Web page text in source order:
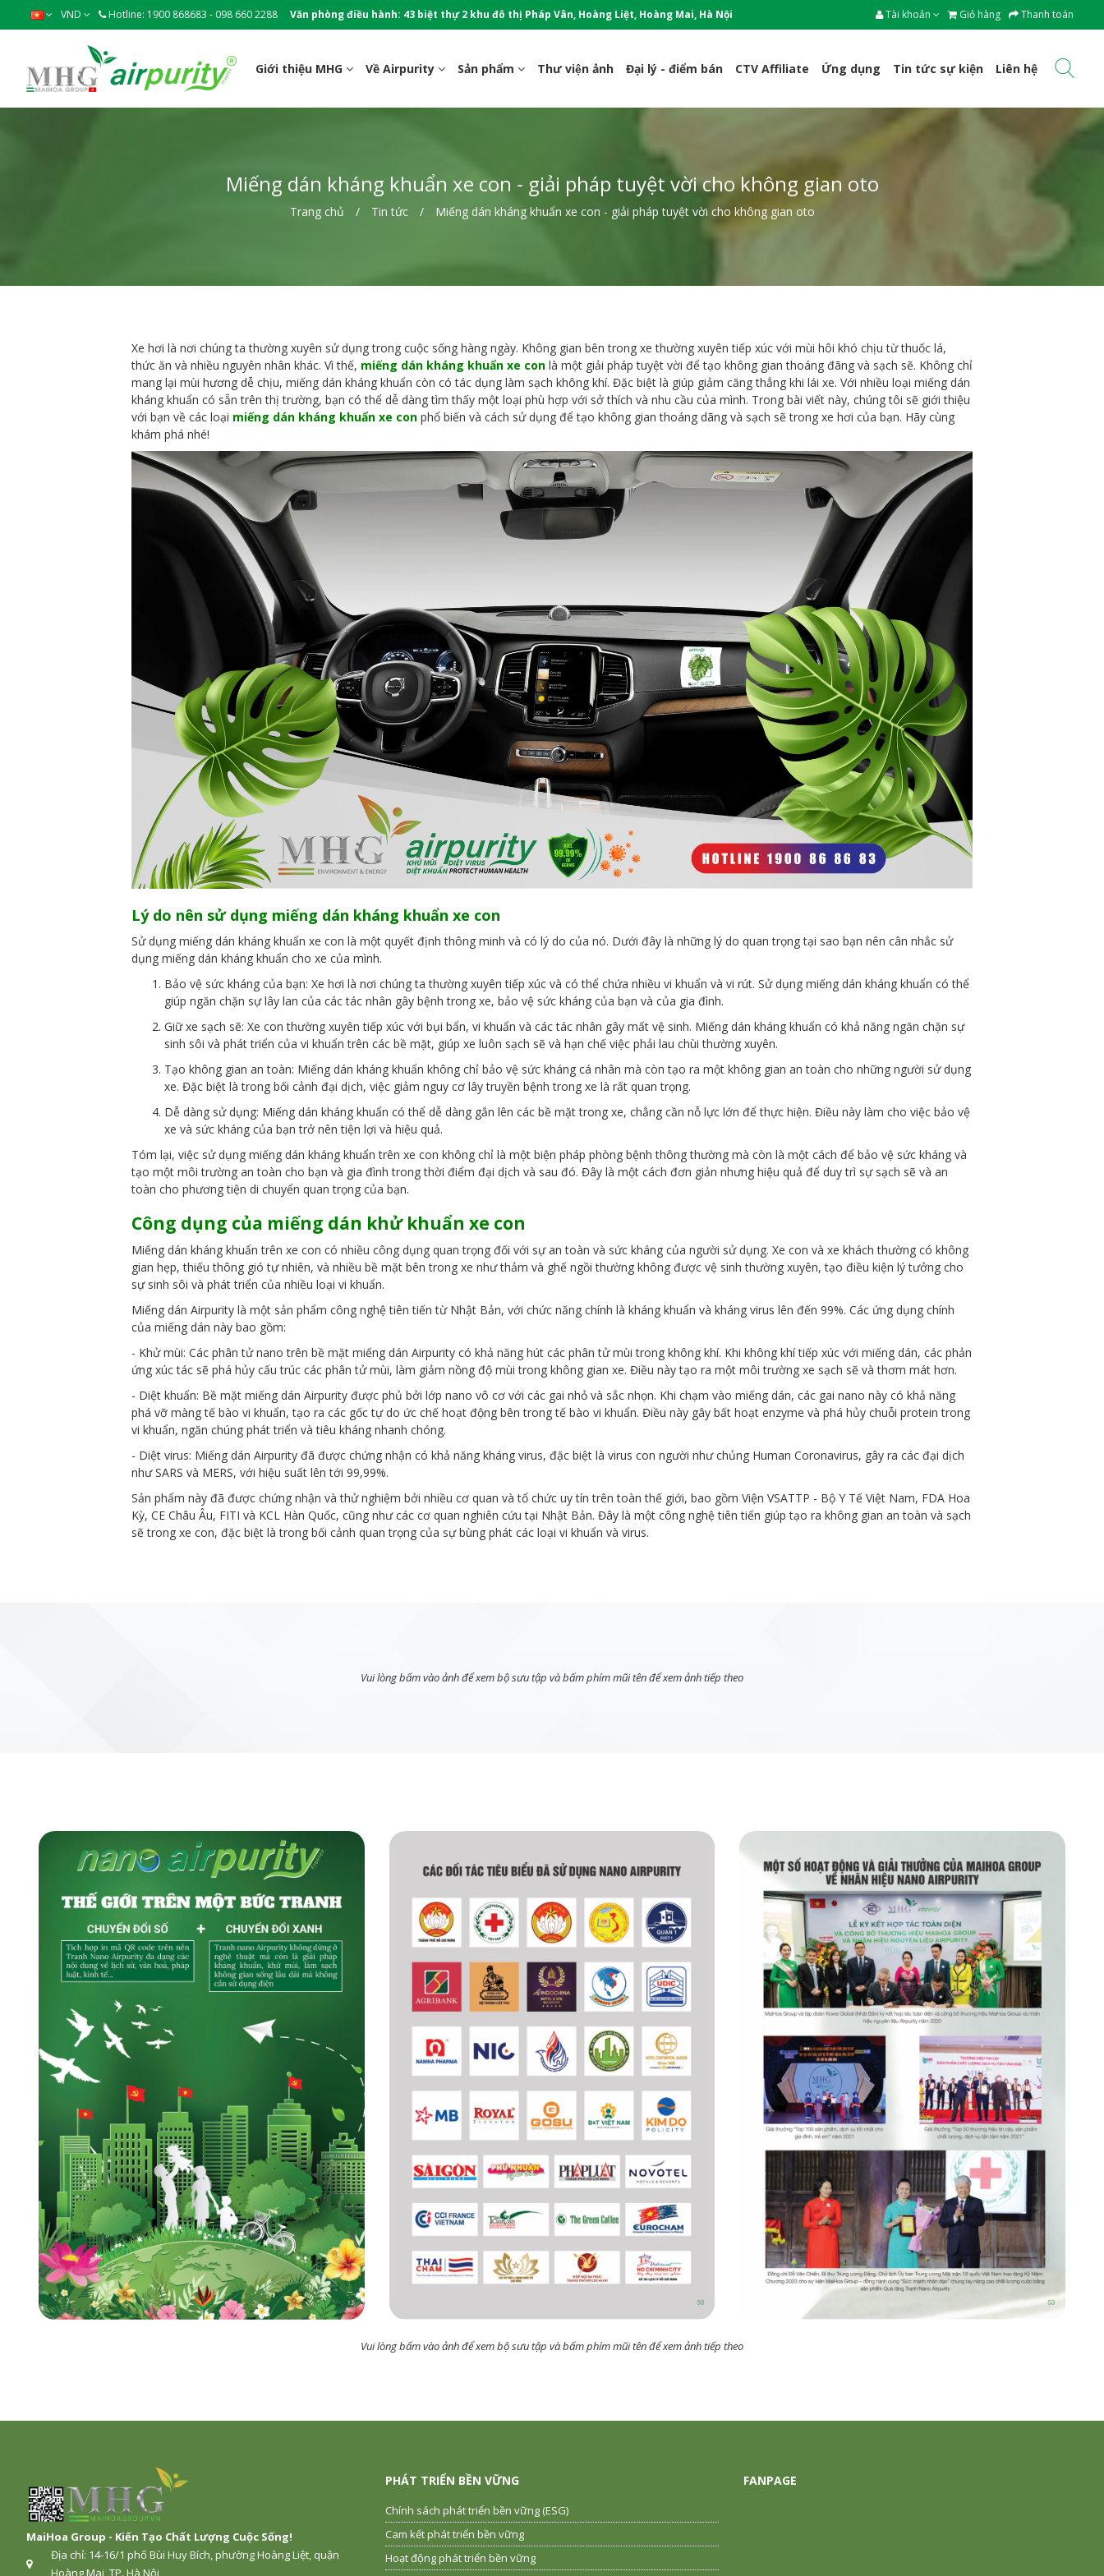
VND Hotline: 1900 868683 - 098 660 2288 Văn phòng điều hành: 43 biệt thự 2 khu đô thị Pháp Vân, Hoàng Liệt, Hoàng Mai, Hà Nội Tài khoản Giỏ hàng Thanh toán
Giới thiệu MHG Về Airpurity Sản phẩm Thư viện ảnh Đại lý - điểm bán CTV Affiliate Ứng dụng Tin tức sự kiện Liên hệ
Miếng dán kháng khuẩn xe con - giải pháp tuyệt vời cho không gian oto
Trang chủ Tin tức Miếng dán kháng khuẩn xe con - giải pháp tuyệt vời cho không gian oto
Xe hơi là nơi chúng ta thường xuyên sử dụng trong cuộc sống hàng ngày. Không gian bên trong xe thường xuyên tiếp xúc với mùi hôi khó chịu từ thuốc lá,
thức ăn và nhiều nguyên nhân khác. Vì thế, miếng dán kháng khuẩn xe con là một giải pháp tuyệt vời để tạo không gian thoáng đãng và sạch sẽ. Không chỉ
mang lại mùi hương dễ chịu, miếng dán kháng khuẩn còn có tác dụng làm sạch không khí. Đặc biệt là giúp giảm căng thẳng khi lái xe. Với nhiều loại miếng dán
kháng khuẩn có sẵn trên thị trường, bạn có thể dễ dàng tìm thấy một loại phù hợp với sở thích và nhu cầu của mình. Trong bài viết này, chúng tôi sẽ giới thiệu
với bạn về các loại miếng dán kháng khuẩn xe con phổ biến và cách sử dụng để tạo không gian thoáng dãng và sạch sẽ trong xe hơi của bạn. Hãy cùng
khám phá nhé!
Lý do nên sử dụng miếng dán kháng khuẩn xe con
Sử dụng miếng dán kháng khuẩn xe con là một quyết định thông minh và có lý do của nó. Dưới đây là những lý do quan trọng tại sao bạn nên cân nhắc sử
dụng miếng dán kháng khuẩn cho xe của mình.
Bảo vệ sức kháng của bạn: Xe hơi là nơi chúng ta thường xuyên tiếp xúc và có thể chứa nhiều vi khuẩn và vi rút. Sử dụng miếng dán kháng khuẩn có thể
giúp ngăn chặn sự lây lan của các tác nhân gây bệnh trong xe, bảo vệ sức kháng của bạn và của gia đình.
Giữ xe sạch sẽ: Xe con thường xuyên tiếp xúc với bụi bẩn, vi khuẩn và các tác nhân gây mất vệ sinh. Miếng dán kháng khuẩn có khả năng ngăn chặn sự
sinh sôi và phát triển của vi khuẩn trên các bề mặt, giúp xe luôn sạch sẽ và hạn chế việc phải lau chùi thường xuyên.
Tạo không gian an toàn: Miếng dán kháng khuẩn không chỉ bảo vệ sức kháng cá nhân mà còn tạo ra một không gian an toàn cho những người sử dụng
xe. Đặc biệt là trong bối cảnh đại dịch, việc giảm nguy cơ lây truyền bệnh trong xe là rất quan trọng.
Dễ dàng sử dụng: Miếng dán kháng khuẩn có thể dễ dàng gắn lên các bề mặt trong xe, chẳng cần nỗ lực lớn để thực hiện. Điều này làm cho việc bảo vệ
xe và sức kháng của bạn trở nên tiện lợi và hiệu quả.
Tóm lại, việc sử dụng miếng dán kháng khuẩn trên xe con không chỉ là một biện pháp phòng bệnh thông thường mà còn là một cách để bảo vệ sức kháng và
tạo một môi trường an toàn cho bạn và gia đình trong thời điểm đại dịch và sau đó. Đây là một cách đơn giản nhưng hiệu quả để duy trì sự sạch sẽ và an
toàn cho phương tiện di chuyển quan trọng của bạn.
Công dụng của miếng dán khử khuẩn xe con
Miếng dán kháng khuẩn trên xe con có nhiều công dụng quan trọng đối với sự an toàn và sức kháng của người sử dụng. Xe con và xe khách thường có không
gian hẹp, thiếu thông gió tự nhiên, và nhiều bề mặt bên trong xe như thảm và ghế ngồi thường không được vệ sinh thường xuyên, tạo điều kiện lý tưởng cho
sự sinh sôi và phát triển của nhiều loại vi khuẩn.
Miếng dán Airpurity là một sản phẩm công nghệ tiên tiến từ Nhật Bản, với chức năng chính là kháng khuẩn và kháng virus lên đến 99%. Các ứng dụng chính
của miếng dán này bao gồm:
- Khử mùi: Các phân tử nano trên bề mặt miếng dán Airpurity có khả năng hút các phân tử mùi trong không khí. Khi không khí tiếp xúc với miếng dán, các phản
ứng xúc tác sẽ phá hủy cấu trúc các phân tử mùi, làm giảm nồng độ mùi trong không gian xe. Điều này tạo ra một môi trường xe sạch sẽ và thơm mát hơn.
- Diệt khuẩn: Bề mặt miếng dán Airpurity được phủ bởi lớp nano vô cơ với các gai nhỏ và sắc nhọn. Khi chạm vào miếng dán, các gai nano này có khả năng
phá vỡ màng tế bào vi khuẩn, tạo ra các gốc tự do ức chế hoạt động bên trong tế bào vi khuẩn. Điều này gây bất hoạt enzyme và phá hủy chuỗi protein trong
vi khuẩn, ngăn chúng phát triển và tiêu kháng nhanh chóng.
- Diệt virus: Miếng dán Airpurity đã được chứng nhận có khả năng kháng virus, đặc biệt là virus con người như chủng Human Coronavirus, gây ra các đại dịch
như SARS và MERS, với hiệu suất lên tới 99,99%.
Sản phẩm này đã được chứng nhận và thử nghiệm bởi nhiều cơ quan và tổ chức uy tín trên toàn thế giới, bao gồm Viện VSATTP - Bộ Y Tế Việt Nam, FDA Hoa
Kỳ, CE Châu Âu, FITI và KCL Hàn Quốc, cũng như các cơ quan nghiên cứu tại Nhật Bản. Đây là một công nghệ tiên tiến giúp tạo ra không gian an toàn và sạch
sẽ trong xe con, đặc biệt là trong bối cảnh quan trọng của sự bùng phát các loại vi khuẩn và virus.
Vui lòng bấm vào ảnh để xem bộ sưu tập và bấm phím mũi tên để xem ảnh tiếp theo
Vui lòng bấm vào ảnh để xem bộ sưu tập và bấm phím mũi tên để xem ảnh tiếp theo
MaiHoa Group - Kiến Tạo Chất Lượng Cuộc Sống!
Địa chỉ: 14-16/1 phố Bùi Huy Bích, phường Hoàng Liệt, quận
Hoàng Mai, TP. Hà Nội
PHÁT TRIỂN BỀN VỮNG
Chính sách phát triển bền vững (ESG)
Cam kết phát triển bền vững
Hoạt động phát triển bền vững
FANPAGE